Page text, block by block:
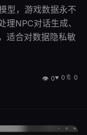
型，游戏数据永不
理NPC对话生成、
适合对数据隐私敏
👁 0♥ 0 🔖 0